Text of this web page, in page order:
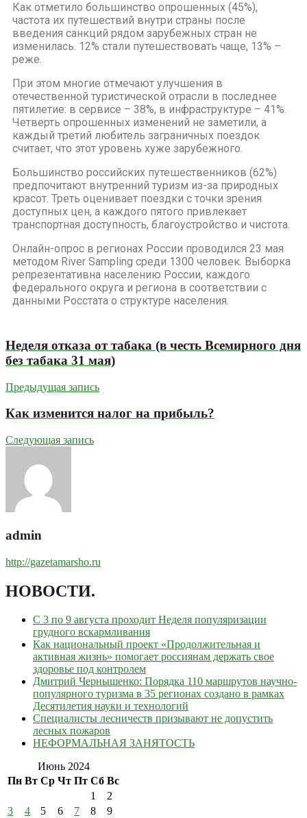
Как отметило большинство опрошенных (45%),
частота их путешествий внутри страны после
введения санкций рядом зарубежных стран не
изменилась. 12% стали путешествовать чаще, 13% –
реже.
При этом многие отмечают улучшения в
отечественной туристической отрасли в последнее
пятилетие: в сервисе – 38%, в инфраструктуре – 41%.
Четверть опрошенных изменений не заметили, а
каждый третий любитель заграничных поездок
считает, что этот уровень хуже зарубежного.
Большинство российских путешественников (62%)
предпочитают внутренний туризм из-за природных
красот. Треть оценивает поездки с точки зрения
доступных цен, а каждого пятого привлекает
транспортная доступность, благоустройство и чистота.
Онлайн-опрос в регионах России проводился 23 мая
методом River Sampling среди 1300 человек. Выборка
репрезентативна населению России, каждого
федерального округа и региона в соответствии с
данными Росстата о структуре населения.
Неделя отказа от табака (в честь Всемирного дня
без табака 31 мая)
Предыдущая запись
Как изменится налог на прибыль?
Следующая запись
admin
http://gazetamarsho.ru
НОВОСТИ.
С 3 по 9 августа проходит Неделя популяризации
грудного вскармливания
Как национальный проект «Продолжительная и
активная жизнь» помогает россиянам держать свое
здоровье под контролем
Дмитрий Чернышенко: Порядка 110 маршрутов научно-
популярного туризма в 35 регионах создано в рамках
Десятилетия науки и технологий
Специалисты лесничеств призывают не допустить
лесных пожаров
НЕФОРМАЛЬНАЯ ЗАНЯТОСТЬ
Июнь 2024
Пн Вт Ср Чт Пт Сб Вс
1
2
3
4 5 6 7 8
9